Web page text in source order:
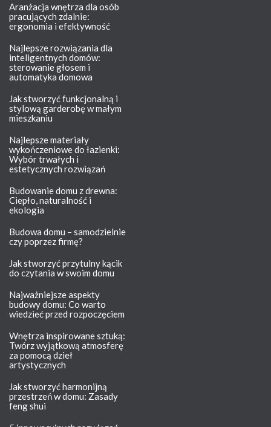
Aranżacja wnętrza dla osób
pracujących zdalnie:
ergonomia i efektywność
Najlepsze rozwiązania dla
inteligentnych domów:
sterowanie głosem i
automatyka domowa
Jak stworzyć funkcjonalną i
stylową garderobę w małym
mieszkaniu
Najlepsze materiały
wykończeniowe do łazienki:
Wybór trwałych i
estetycznych rozwiązań
Budowanie domu z drewna:
Ciepło, naturalność i
ekologia
Budowa domu – samodzielnie
czy poprzez firmę?
Jak stworzyć przytulny kącik
do czytania w swoim domu
Najważniejsze aspekty
budowy domu: Co warto
wiedzieć przed rozpoczęciem
Wnętrza inspirowane sztuką:
Twórz wyjątkową atmosferę
za pomocą dzieł
artystycznych
Jak stworzyć harmonijną
przestrzeń w domu: Zasady
feng shui